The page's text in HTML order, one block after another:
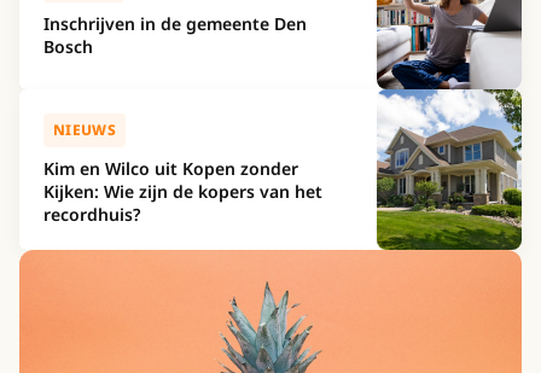
Inschrijven in de gemeente Den
Bosch
NIEUWS
Kim en Wilco uit Kopen zonder
Kijken: Wie zijn de kopers van het
recordhuis?